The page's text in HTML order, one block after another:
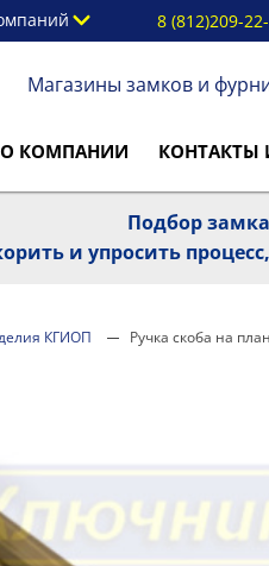
8 (812)209-
Магазины замков и
О КОМПАНИИ КОНТАКТЫ
Подбор
и упросить
КГИОП Ручка скоба на